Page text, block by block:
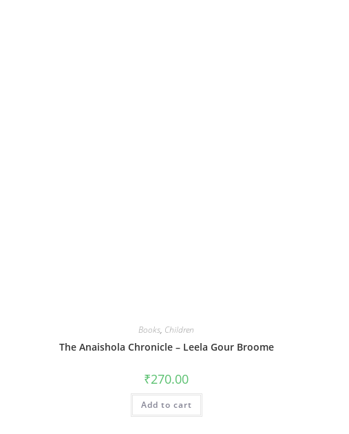
Books, Children
The Anaishola Chronicle – Leela Gour Broome
₹270.00
Add to cart